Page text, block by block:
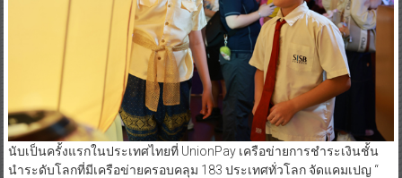
นับเป็นครั้งแรกในประเทศไทยที่ UnionPay เครือข่ายการชำระเงินชั้น
นำระดับโลกที่มีเครือข่ายครอบคลุม 183 ประเทศทั่วโลก จัดแคมเปญ “